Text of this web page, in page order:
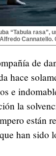
“Tabula
Cannatello.
de
hace
e
la
están
han sido